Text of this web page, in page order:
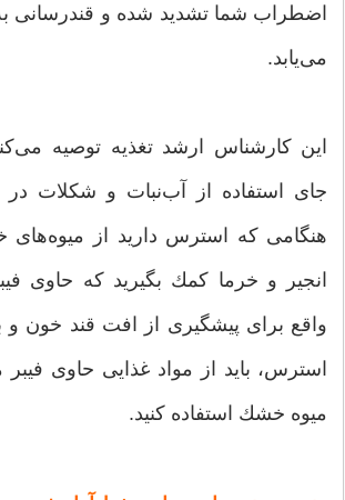
اضطراب شما تشدید شده و قندرسانی
می‌یابد.
این كارشناس ارشد تغذیه توصیه
جای استفاده از آب‌نبات و شكلات
هنگامی كه استرس دارید از میوه‌های
انجیر و خرما كمك بگیرید كه حاوی
واقع برای پیشگیری از افت قند خون و
استرس، باید از مواد غذایی حاوی فیبر
میوه خشك استفاده كنید.